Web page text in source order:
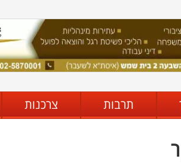
תרבות צרכנות